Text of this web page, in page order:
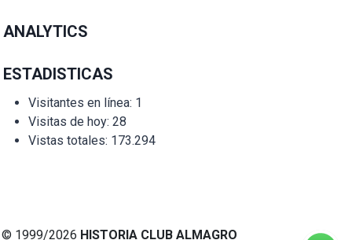
ANALYTICS
ESTADISTICAS
Visitantes en línea: 1
Visitas de hoy: 28
Vistas totales: 173.294
© 1999/2026 HISTORIA CLUB ALMAGRO